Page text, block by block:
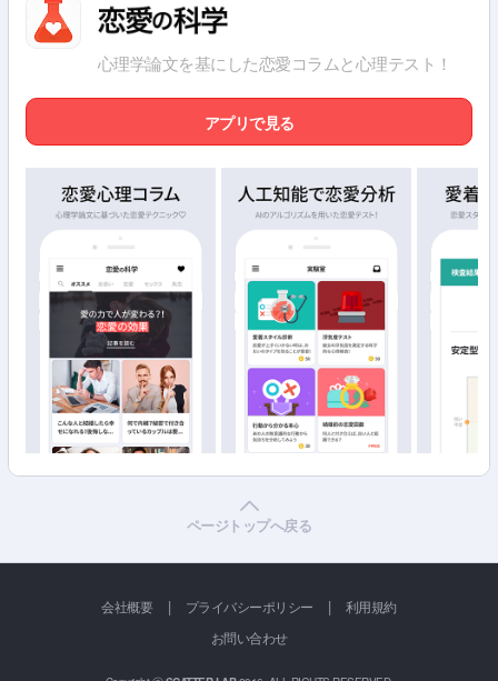
心理学論文を基にした恋愛コラムと心理テスト！
アプリで見る
ページトップへ戻る
会社概要 | プライバシーポリシー |
利用規約
お問い合わせ